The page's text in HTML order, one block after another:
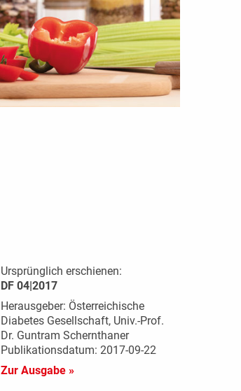
Ursprünglich erschienen:
DF 04|2017
Herausgeber: Österreichische
Diabetes Gesellschaft, Univ.-Prof.
Dr. Guntram Schernthaner
Publikationsdatum: 2017-09-22
Zur Ausgabe »